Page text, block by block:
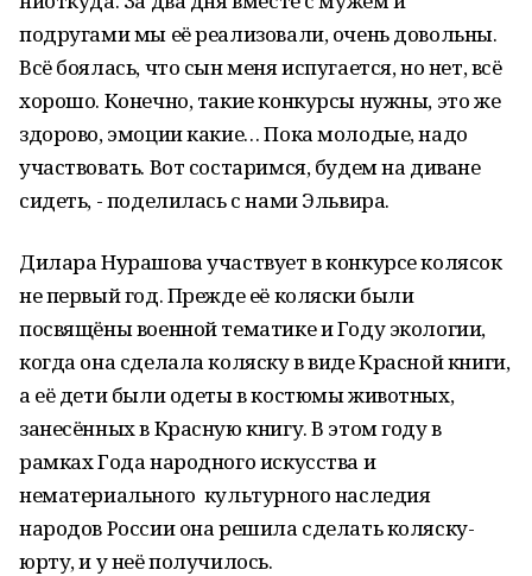
подругами мы её реализовали, очень довольны.
Всё боялась, что сын меня испугается, но нет, всё
хорошо. Конечно, такие конкурсы нужны, это же
здорово, эмоции какие… Пока молодые, надо
участвовать. Вот состаримся, будем на диване
сидеть, - поделилась с нами Эльвира.
Дилара Нурашова участвует в конкурсе колясок
не первый год. Прежде её коляски были
посвящёны военной тематике и Году экологии,
когда она сделала коляску в виде Красной книги,
а её дети были одеты в костюмы животных,
занесённых в Красную книгу. В этом году в
рамках Года народного искусства и
нематериального культурного наследия
народов России она решила сделать коляску-
юрту, и у неё получилось.